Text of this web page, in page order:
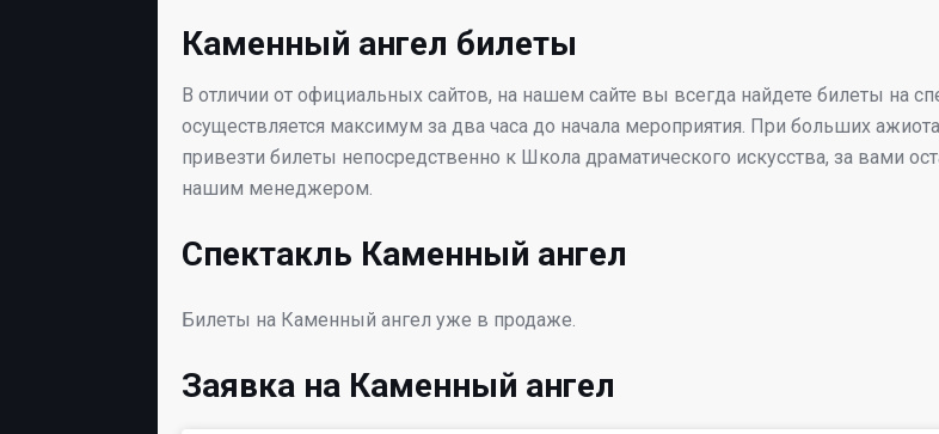
Каменный ангел билеты
В отличии от официальных сайтов, на нашем сайте вы всегда найдете билеты на
осуществляется максимум за два часа до начала мероприятия. При больших
привезти билеты непосредственно к Школа драматического искусства, за вами
нашим менеджером.
Спектакль Каменный ангел
Билеты на Каменный ангел уже в продаже.
Заявка на Каменный ангел